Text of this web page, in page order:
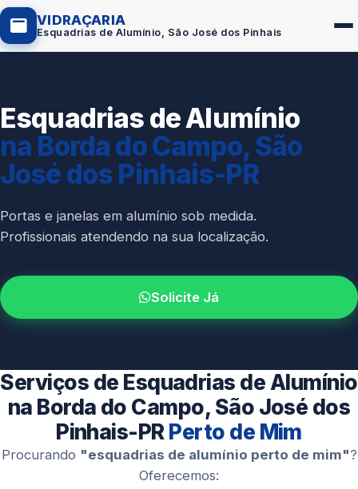
VIDRAÇARIA
Esquadrias de Alumínio, São José dos Pinhais
Box de Vidro
Portas em Vidro
Guarda-Corpo
Espelho Sob Medida
Fachada de Vidro
Esquadrias de Alumínio
Esquadrias de Alumínio
na Borda do Campo, São
José dos Pinhais-PR
Portas e janelas em alumínio sob medida.
Profissionais atendendo na sua localização.
Solicite Já
Serviços de Esquadrias de Alumínio
na Borda do Campo, São José dos
Pinhais-PR Perto de Mim
Procurando "esquadrias de alumínio perto de mim"?
Oferecemos: